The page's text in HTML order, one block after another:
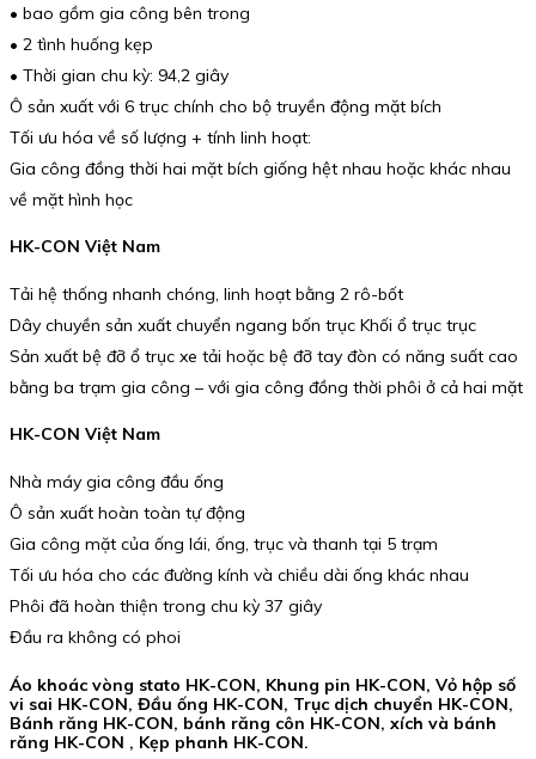
• bao gồm gia công bên trong
• 2 tình huống kẹp
• Thời gian chu kỳ: 94,2 giây
Ô sản xuất với 6 trục chính cho bộ truyền động mặt bích
Tối ưu hóa về số lượng + tính linh hoạt:
Gia công đồng thời hai mặt bích giống hệt nhau hoặc khác nhau
về mặt hình học
HK-CON Việt Nam
Tải hệ thống nhanh chóng, linh hoạt bằng 2 rô-bốt
Dây chuyền sản xuất chuyển ngang bốn trục Khối ổ trục trục
Sản xuất bệ đỡ ổ trục xe tải hoặc bệ đỡ tay đòn có năng suất cao
bằng ba trạm gia công – với gia công đồng thời phôi ở cả hai mặt
HK-CON Việt Nam
Nhà máy gia công đầu ống
Ô sản xuất hoàn toàn tự động
Gia công mặt của ống lái, ống, trục và thanh tại 5 trạm
Tối ưu hóa cho các đường kính và chiều dài ống khác nhau
Phôi đã hoàn thiện trong chu kỳ 37 giây
Đầu ra không có phoi
Áo khoác vòng stato HK-CON, Khung pin HK-CON, Vỏ hộp số
vi sai HK-CON, Đầu ống HK-CON, Trục dịch chuyển HK-CON,
Bánh răng HK-CON, bánh răng côn HK-CON, xích và bánh
răng HK-CON , Kẹp phanh HK-CON.